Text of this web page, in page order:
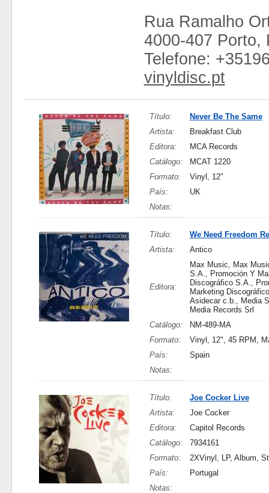
Rua Ramalho
4000-407 Porto,
Telefone:
vinyldisc.pt
Título:
Never Be The Same
Artista:
Breakfast Club
Editora:
MCA Records
Catálogo:
MCAT 1220
Formato:
Vinyl, 12"
País:
UK
Notas:
Título:
We Need Freedom
Artista:
Antico
Editora:
Max Music, Max
S.A., Promoción Y
Discográfico S.A.,
Marketing
Asidecar c.b., Media
Media Records Srl
Catálogo:
NM-489-MA
Formato:
Vinyl, 12", 45 RPM,
País:
Spain
Notas:
Título:
Joe Cocker Live
Artista:
Joe Cocker
Editora:
Capitol Records
Catálogo:
7934161
Formato:
2XVinyl, LP, Album,
País:
Portugal
Notas: